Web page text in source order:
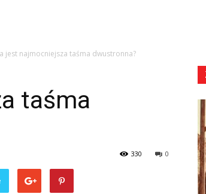
jest najmocniejsza taśma dwustronna?
taśma
0
330